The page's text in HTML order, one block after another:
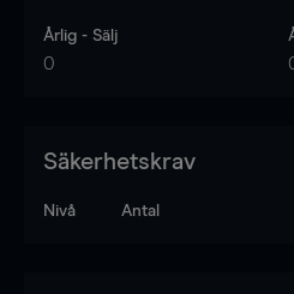
Årlig - Sälj
0
Säkerhetskrav
Nivå Antal